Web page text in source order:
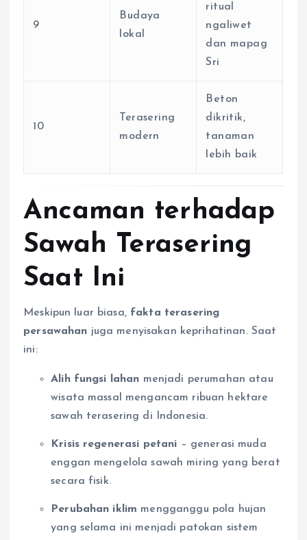
9
Budaya
lokal
ritual
ngaliwet
dan mapag
Sri
10
Terasering
modern
Beton
dikritik,
tanaman
lebih baik
Ancaman terhadap
Sawah Terasering
Saat Ini
Meskipun luar biasa, fakta terasering
persawahan juga menyisakan keprihatinan. Saat
ini:
Alih fungsi lahan menjadi perumahan atau
wisata massal mengancam ribuan hektare
sawah terasering di Indonesia.
Krisis regenerasi petani – generasi muda
enggan mengelola sawah miring yang berat
secara fisik.
Perubahan iklim mengganggu pola hujan
yang selama ini menjadi patokan sistem